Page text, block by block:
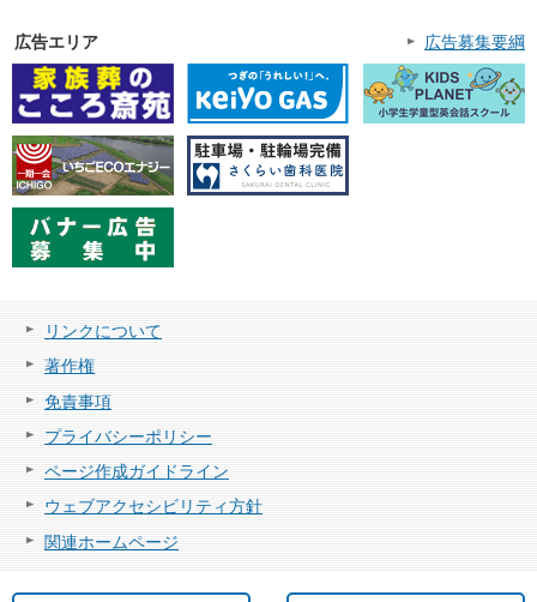
広告エリア 広告募集要綱
リンクについて
著作権
免責事項
プライバシーポリシー
ページ作成ガイドライン
ウェブアクセシビリティ方針
関連ホームページ